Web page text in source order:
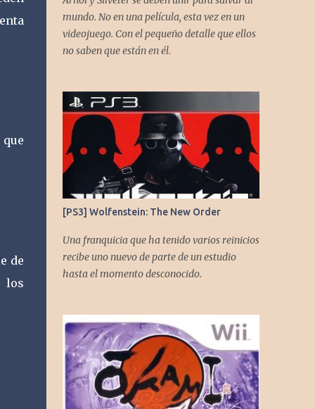
de
los
gracias a todos los que nos agregan a sus
plataformas de podcast y nos dejan
comentarios en nuestras diferentes redes.
Instagram -
https://www.instagram.com/cronicasgoomb
a/ Facebook -
https://www.facebook.com/CronicasGoomb
a
mundo. No en una película, esta vez en un
videojuego. Con el pequeño detalle que ellos
no saben que están en él.
[PS3] Wolfenstein: The New Order
Una franquicia que ha tenido varios reinicios
recibe uno nuevo de parte de un estudio
hasta el momento desconocido.